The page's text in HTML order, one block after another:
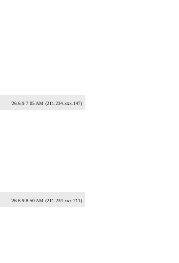
'26.6.9 7:05 AM (211.234.xxx.147)
'26.6.9 8:50 AM (211.234.xxx.211)